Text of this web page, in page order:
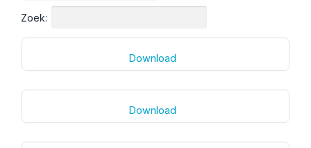
Zoek:
Download
Download